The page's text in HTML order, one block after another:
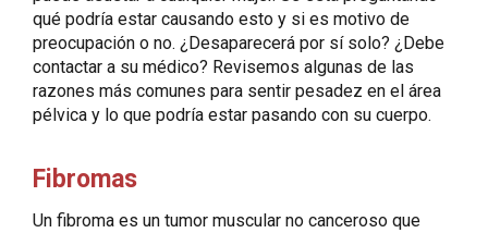
qué podría estar causando esto y si es motivo de
preocupación o no. ¿Desaparecerá por sí solo? ¿Debe
contactar a su médico? Revisemos algunas de las
razones más comunes para sentir pesadez en el área
pélvica y lo que podría estar pasando con su cuerpo.
Fibromas
Un fibroma es un tumor muscular no canceroso que